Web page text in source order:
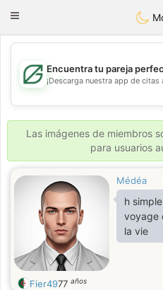
Gulf
Toggle
💖
💕
Encuentra tu pareja
¡Descarga nuestra app de citas
Las imágenes de miembros
para usuarios
Médéa
h simple en retraite aime la vie le
voyage cherche une compagnie pur
la vie
Fier4977 años